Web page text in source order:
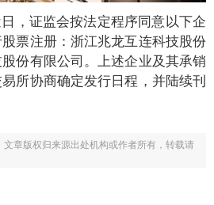
证监会按法定程序同意以下企
票注册：浙江兆龙互连科技股份
份有限公司。上述企业及其承销
所协商确定发行日程，并陆续刊
章版权归来源出处机构或作者所有，转载请